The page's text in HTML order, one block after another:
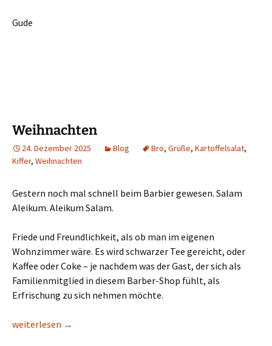
Gude
Weihnachten
24. Dezember 2025 Blog Bro, Grüße, Kartoffelsalat,
Kiffer, Weihnachten
Gestern noch mal schnell beim Barbier gewesen. Salam
Aleikum. Aleikum Salam.
Friede und Freundlichkeit, als ob man im eigenen
Wohnzimmer wäre. Es wird schwarzer Tee gereicht, oder
Kaffee oder Coke – je nachdem was der Gast, der sich als
Familienmitglied in diesem Barber-Shop fühlt, als
Erfrischung zu sich nehmen möchte.
Weihnachten
weiterlesen →